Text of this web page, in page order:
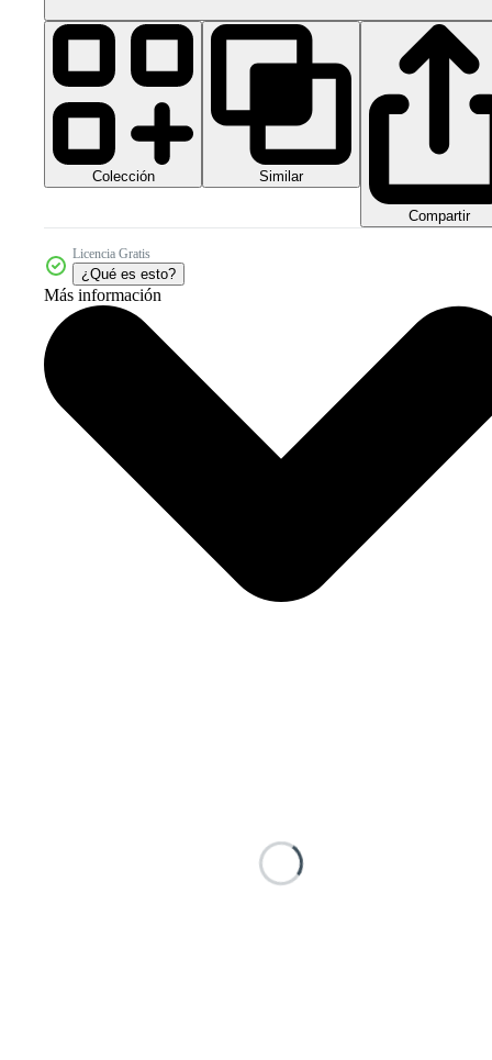
Colección Similar
Compartir
Licencia Gratis
¿Qué es esto?
Más información